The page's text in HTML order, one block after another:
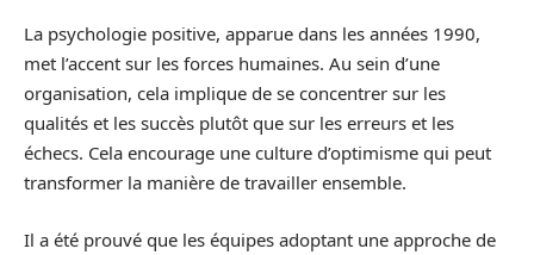
La psychologie positive, apparue dans les années 1990,
met l’accent sur les forces humaines. Au sein d’une
organisation, cela implique de se concentrer sur les
qualités et les succès plutôt que sur les erreurs et les
échecs. Cela encourage une culture d’optimisme qui peut
transformer la manière de travailler ensemble.
Il a été prouvé que les équipes adoptant une approche de